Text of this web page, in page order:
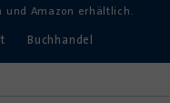
und Amazon erhältlich.
Buchhandel